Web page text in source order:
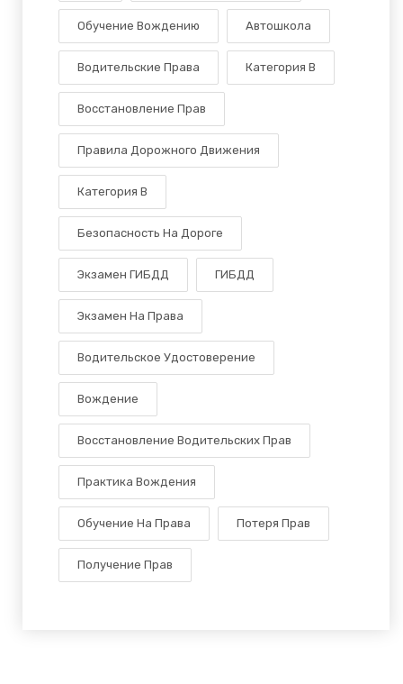
Обучение Вождению Автошкола
Водительские Права Категория В
Восстановление Прав
Правила Дорожного Движения
Категория B
Безопасность На Дороге
Экзамен ГИБДД ГИБДД
Экзамен На Права
Водительское Удостоверение
Вождение
Восстановление Водительских Прав
Практика Вождения
Обучение На Права Потеря Прав
Получение Прав